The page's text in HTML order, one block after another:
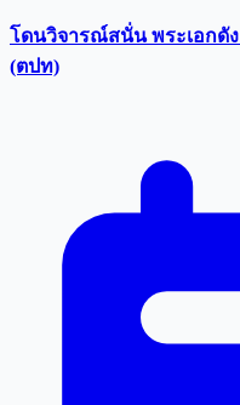
โดนวิจารณ์สนั่น พระเอกดั
(ตปท)